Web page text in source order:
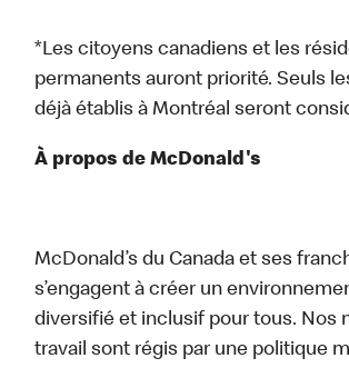
*Les citoyens canadiens et les
permanents auront priorité. Seuls
déjà établis à Montréal seront
À propos de McDonald's
McDonald’s du Canada et ses
s’engagent à créer un
diversifié et inclusif pour tous. Nos
travail sont régis par une politique